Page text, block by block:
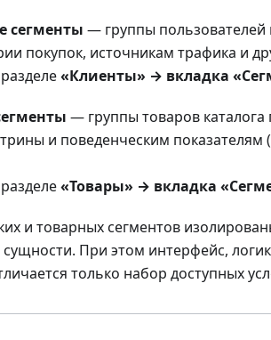
сегменты — группы
покупок, источникам трафика и
«Клиенты» → вкладка
— группы товаров
и поведенческим
«Товары» → вкладка
и товарных сегментов
При этом интерфейс,
только набор доступных